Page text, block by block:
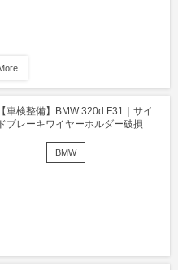
【車検整備】BMW 320d F31｜サイ
ドブレーキワイヤーホルダー破損
BMW